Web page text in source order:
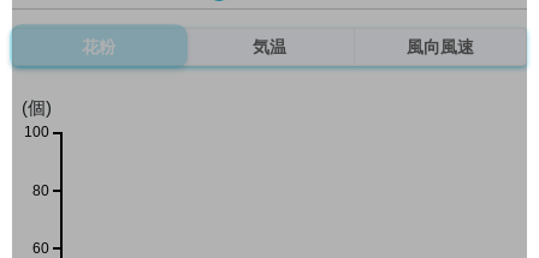
花粉 気温 風向風速
(個)
60
80
100